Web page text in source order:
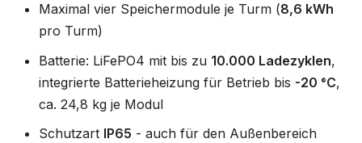
Maximal vier Speichermodule je Turm (8,6 kWh
pro Turm)
Batterie: LiFePO4 mit bis zu 10.000 Ladezyklen,
integrierte Batterieheizung für Betrieb bis -20 °C,
ca. 24,8 kg je Modul
Schutzart IP65 - auch für den Außenbereich